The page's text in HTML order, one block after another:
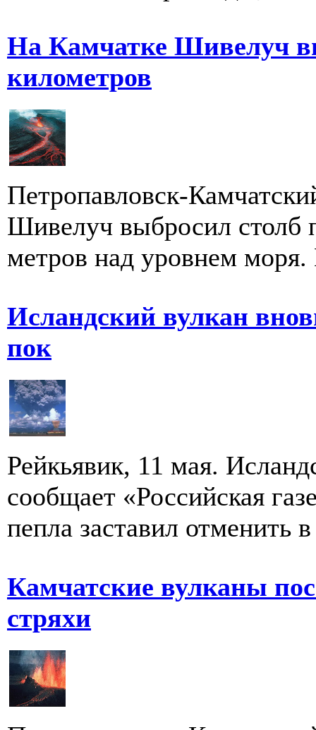
На Камчатке Шивелуч
километров
Петропавловск-
Шивелуч выбросил столб
метров над уровнем моря.
Исландский вулкан
пок
Рейкьявик, 11 мая.
сообщает «Российская
пепла заставил отменить
Камчатские вулканы
стряхи